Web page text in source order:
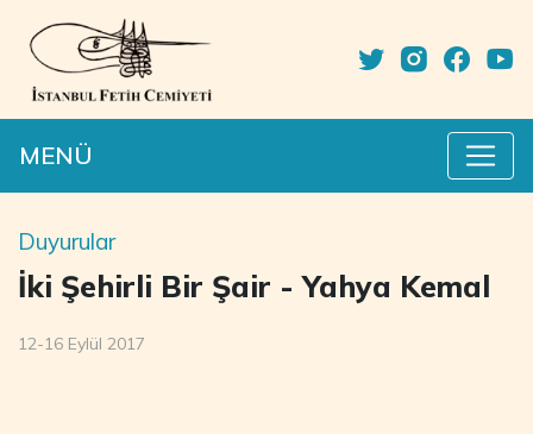
MENÜ
Duyurular
İki Şehirli Bir Şair - Yahya Kemal
12-16 Eylül 2017